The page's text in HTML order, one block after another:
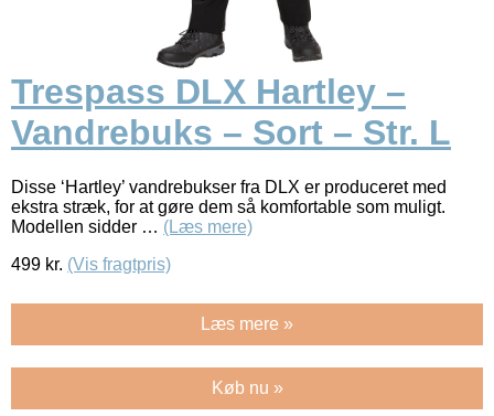
Trespass DLX Hartley –
Vandrebuks – Sort – Str. L
Disse ‘Hartley’ vandrebukser fra DLX er produceret med
ekstra stræk, for at gøre dem så komfortable som muligt.
Modellen sidder … (Læs mere)
499 kr. (Vis fragtpris)
Læs mere »
Køb nu »